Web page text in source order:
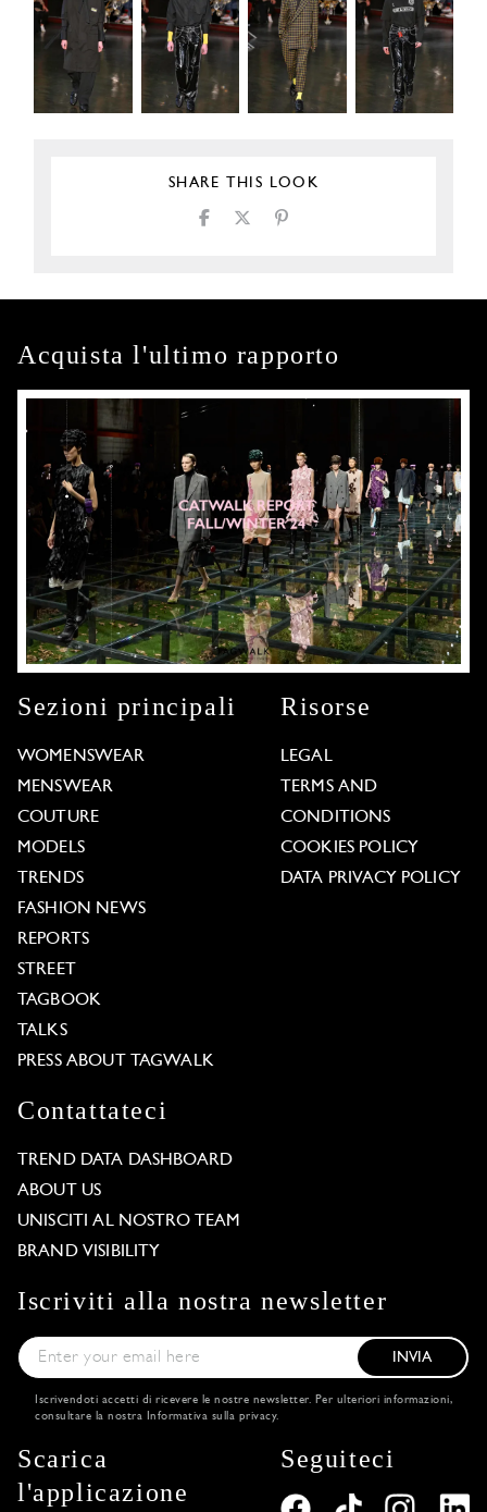
SHARE THIS LOOK
Acquista l'ultimo rapporto
Sezioni principali
WOMENSWEAR
MENSWEAR
COUTURE
MODELS
TRENDS
FASHION NEWS
REPORTS
STREET
TAGBOOK
TALKS
PRESS ABOUT TAGWALK
Risorse
LEGAL
TERMS AND
CONDITIONS
COOKIES POLICY
DATA PRIVACY POLICY
Contattateci
TREND DATA DASHBOARD
ABOUT US
UNISCITI AL NOSTRO TEAM
BRAND VISIBILITY
Iscriviti alla nostra newsletter
INVIA
Iscrivendoti accetti di ricevere le nostre newsletter. Per ulteriori informazioni,
consultare la nostra
Informativa sulla privacy.
Scarica
l'applicazione
Seguiteci